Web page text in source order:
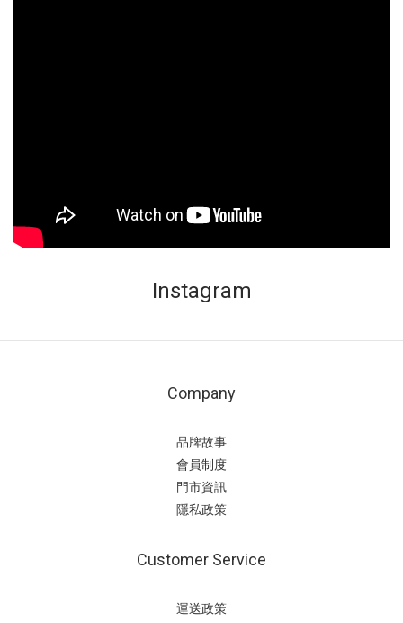
Instagram
Company
品牌故事
會員制度
門市資訊
隱私政策
Customer Service
運送政策